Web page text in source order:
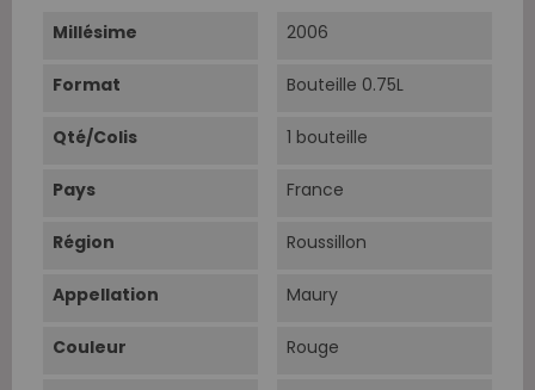
Millésime 2006
Format Bouteille 0.75L
Qté/Colis 1 bouteille
Pays France
Région Roussillon
Appellation Maury
Couleur Rouge